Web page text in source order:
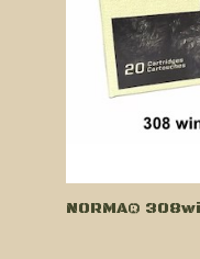
NORMA®